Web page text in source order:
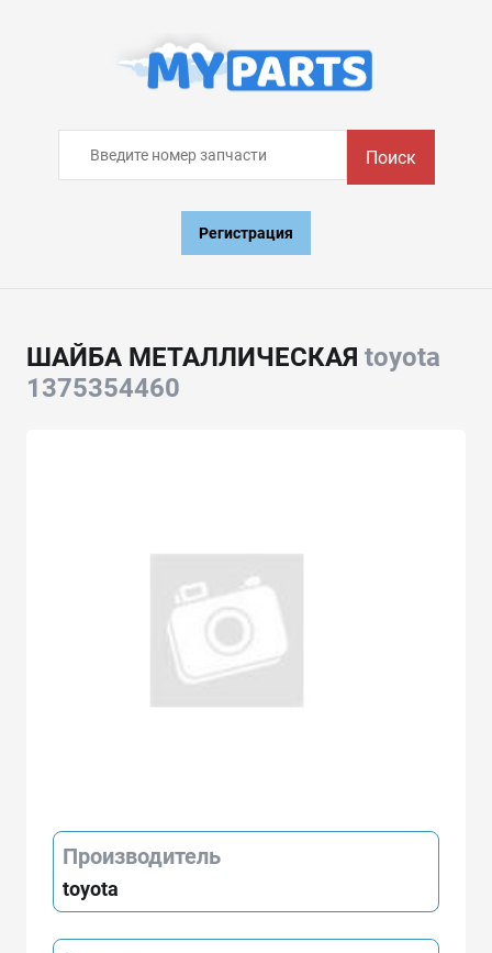
Поиск
Регистрация
ШАЙБА МЕТАЛЛИЧЕСКАЯ toyota
1375354460
Производитель
toyota